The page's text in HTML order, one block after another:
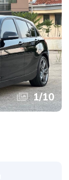
1/10